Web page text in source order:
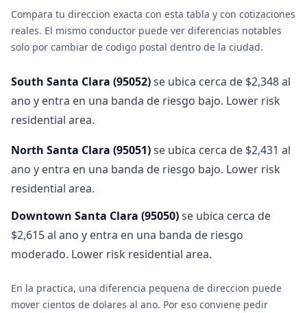
Compara tu direccion exacta con esta tabla y con cotizaciones
reales. El mismo conductor puede ver diferencias notables
solo por cambiar de codigo postal dentro de la ciudad.
South Santa Clara (95052)se ubica cerca de $2,348 al
ano y entra en una banda de riesgo bajo. Lower risk
residential area.
North Santa Clara (95051)se ubica cerca de $2,431 al
ano y entra en una banda de riesgo bajo. Lower risk
residential area.
Downtown Santa Clara (95050)se ubica cerca de
$2,615 al ano y entra en una banda de riesgo
moderado. Lower risk residential area.
En la practica, una diferencia pequena de direccion puede
mover cientos de dolares al ano. Por eso conviene pedir